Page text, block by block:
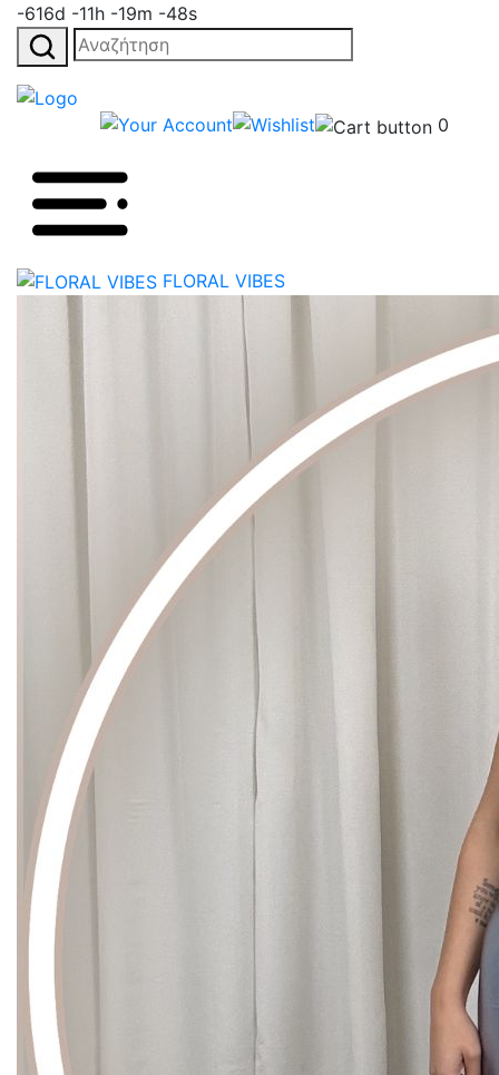
-616d -11h -19m -48s
Αναζήτηση
για:
0
FLORAL VIBES